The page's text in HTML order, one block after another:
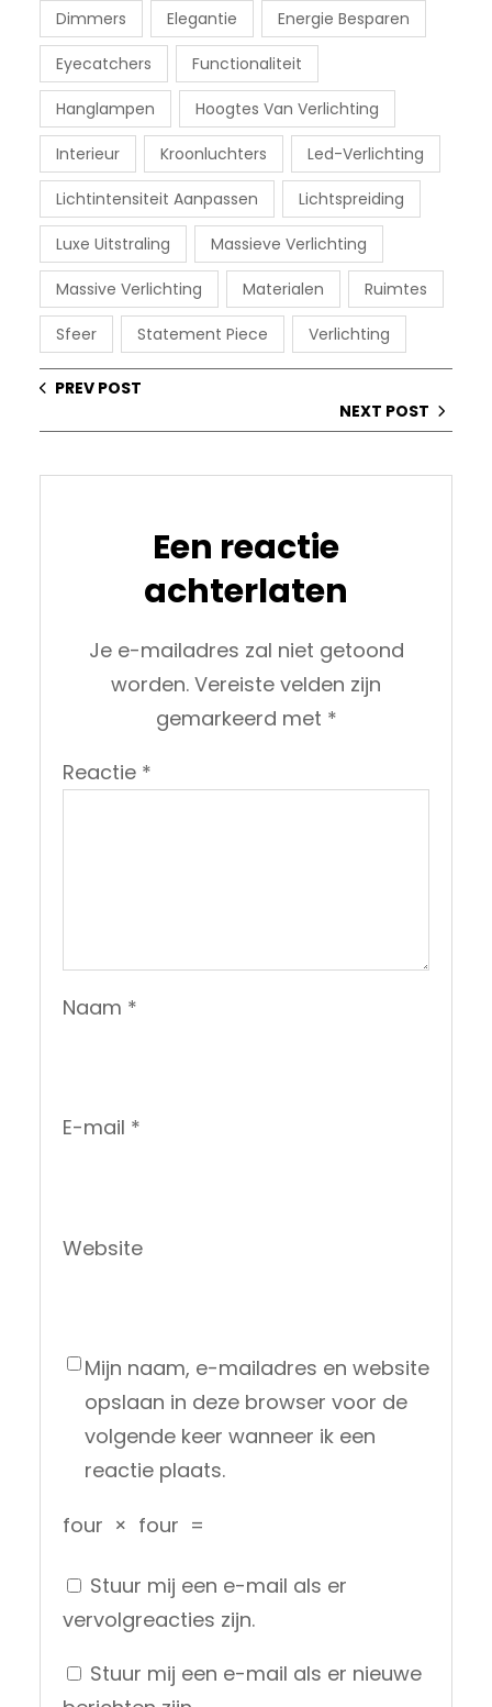
Dimmers Elegantie Energie Besparen
Eyecatchers Functionaliteit
Hanglampen Hoogtes Van Verlichting
Interieur Kroonluchters Led-Verlichting
Lichtintensiteit Aanpassen Lichtspreiding
Luxe Uitstraling Massieve Verlichting
Massive Verlichting Materialen Ruimtes
Sfeer Statement Piece Verlichting
PREV POST
NEXT POST
Een reactie
achterlaten
Je e-mailadres zal niet getoond
worden. Vereiste velden zijn
gemarkeerd met *
Reactie *
Naam *
E-mail *
Website
Mijn naam, e-mailadres en website
opslaan in deze browser voor de
volgende keer wanneer ik een
reactie plaats.
four × four =
Stuur mij een e-mail als er
vervolgreacties zijn.
Stuur mij een e-mail als er nieuwe